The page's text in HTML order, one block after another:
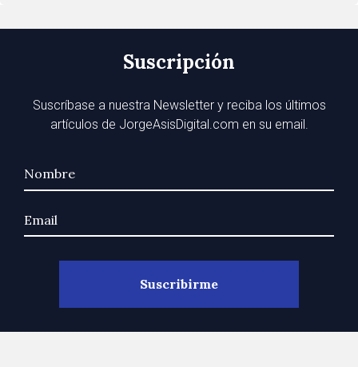
Suscripción
Suscríbase a nuestra Newsletter y reciba los últimos
artículos de JorgeAsisDigital.com en su email.